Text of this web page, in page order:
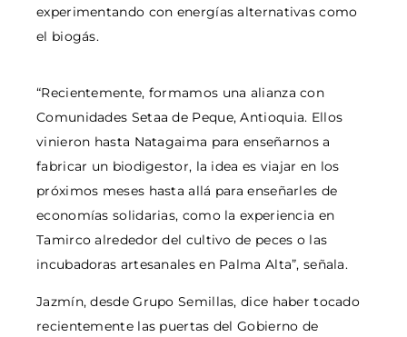
experimentando con energías alternativas como
el biogás.
“Recientemente, formamos una alianza con
Comunidades Setaa de Peque, Antioquia. Ellos
vinieron hasta Natagaima para enseñarnos a
fabricar un biodigestor, la idea es viajar en los
próximos meses hasta allá para enseñarles de
economías solidarias, como la experiencia en
Tamirco alrededor del cultivo de peces o las
incubadoras artesanales en Palma Alta”, señala.
Jazmín, desde Grupo Semillas, dice haber tocado
recientemente las puertas del Gobierno de